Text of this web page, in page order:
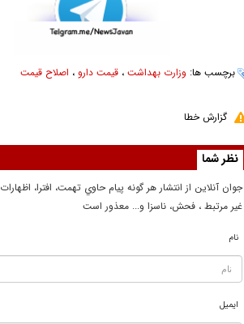
برچسب ها: وزارت بهداشت، قیمت دارو، اصلاح قیمت
گزارش خطا
نظر شما
جوان آنلاين از انتشار هر گونه پيام حاوي تهمت، افترا، اظهارات
غير مرتبط ، فحش، ناسزا و... معذور است
نام
ایمیل